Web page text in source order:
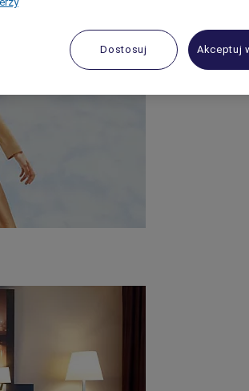
Dostosuj Akceptuj